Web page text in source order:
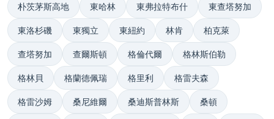
朴茨茅斯高地 東哈林 東弗拉特布什 東查塔努加
東洛杉磯 東獨立 東紐約 林肯 柏克萊
查塔努加 查爾斯頓 格倫代爾 格林斯伯勒
格林貝 格蘭德佩瑞 格里利 格雷夫森
格雷沙姆 桑尼維爾 桑迪斯普林斯 桑頓